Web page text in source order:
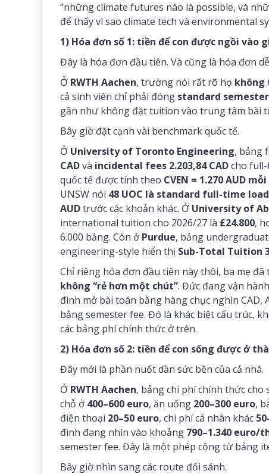
“những climate futures nào là possible, và
để thấy vì sao climate tech và environmental
1) Hóa đơn số 1: tiền để con được ngồi vào
Đây là hóa đơn đầu tiên. Và cũng là hóa đơn
Ở RWTH Aachen, trường nói rất rõ họ không
cả sinh viên chỉ phải đóng standard
gần như không đặt tuition vào trung tâm bài
Bây giờ đặt cạnh vài benchmark quốc tế.
Ở University of Toronto Engineering, bảng
CADvà incidental fees 2.203,84 CADcho
quốc tế được tính theo CVEN = 1.270 AUD
UNSW nói 48 UOC là standard full-time
AUDtrước các khoản khác. Ở University of
international tuition cho 2026/27 là £24.800,
6.000 bảng. Còn ở Purdue, bảng
engineering-style hiển thị Sub-Total Tuition
Chỉ riêng hóa đơn đầu tiên này thôi, ba mẹ
không “rẻ hơn một chút”. Đức đang vận
đình mở bài toán bằng hàng chục nghìn CAD,
bằng semester fee. Đó là khác biệt cấu trúc,
các bảng phí chính thức ở trên.
2) Hóa đơn số 2: tiền để con sống được ở
Đây mới là phần nuốt dần sức bền của cả nhà.
Ở RWTH Aachen, bảng chi phí chính thức
chỗ ở 400–600 euro, ăn uống 200–300 euro,
điện thoại 20–50 euro, chi phí cá nhân khác
đình đang nhìn vào khoảng 790–1.340 euro/
semester fee. Đây là một phép cộng từ bảng
Bây giờ nhìn sang các route đối sánh.